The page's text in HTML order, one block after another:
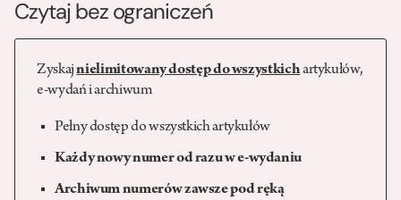
Czytaj bez ograniczeń
Zyskajnielimitowany dostęp do wszystkichartykułów,
e-wydań i archiwum
Pełny dostęp do wszystkich artykułów
Każdy nowy numer od razu w e-wydaniu
Archiwum numerów zawsze pod ręką